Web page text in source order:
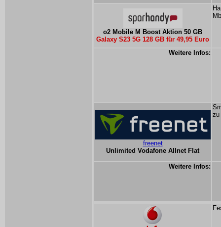
o2 Mobile M Boost Aktion 50 GB
Galaxy S23 5G 128 GB für 49,95 Euro
Weitere Infos:
freenet
Unlimited Vodafone Allnet Flat
zu
Weitere Infos: